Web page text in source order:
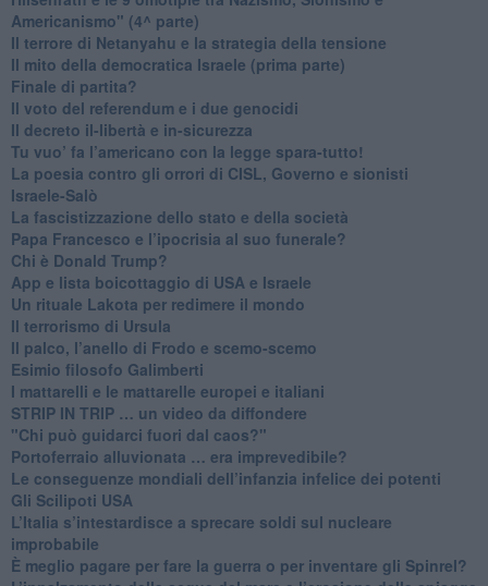
Americanismo" (4^ parte)
​Il terrore di Netanyahu e la strategia della tensione
Il mito della democratica Israele (prima parte)
​Finale di partita?
​Il voto del referendum e i due genocidi
Il decreto il-libertà e in-sicurezza
Tu vuo’ fa l’americano con la legge spara-tutto!
La poesia contro gli orrori di CISL, Governo e sionisti
Israele-Salò
​La fascistizzazione dello stato e della società
Papa Francesco e l’ipocrisia al suo funerale?
​Chi è Donald Trump?
App e lista boicottaggio di USA e Israele
​Un rituale Lakota per redimere il mondo
Il terrorismo di Ursula
​Il palco, l’anello di Frodo e scemo-scemo
Esimio filosofo Galimberti
​I mattarelli e le mattarelle europei e italiani
​STRIP IN TRIP … un video da diffondere
"Chi può guidarci fuori dal caos?"
​Portoferraio alluvionata … era imprevedibile?
Le conseguenze mondiali dell’infanzia infelice dei potenti
​Gli Scilipoti USA
L’Italia s’intestardisce a sprecare soldi sul nucleare
improbabile
È meglio pagare per fare la guerra o per inventare gli Spinrel?